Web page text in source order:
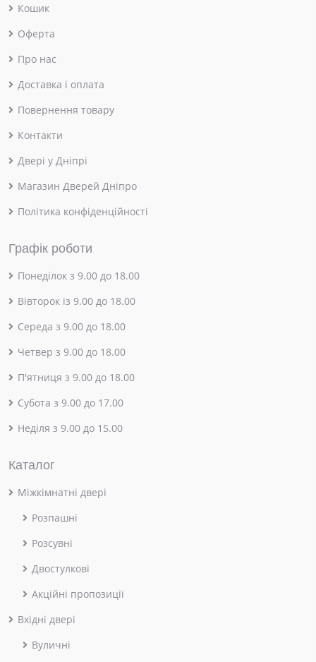
Кошик
Оферта
Про нас
Доставка і оплата
Повернення товару
Контакти
Двері у Дніпрі
Магазин Дверей Дніпро
Політика конфіденційності
Графік роботи
Понеділок з 9.00 до 18.00
Вівторок із 9.00 до 18.00
Середа з 9.00 до 18.00
Четвер з 9.00 до 18.00
П'ятниця з 9.00 до 18.00
Субота з 9.00 до 17.00
Неділя з 9.00 до 15.00
Каталог
Міжкімнатні двері
Розпашні
Розсувні
Двостулкові
Акційні пропозиції
Вхідні двері
Вуличні